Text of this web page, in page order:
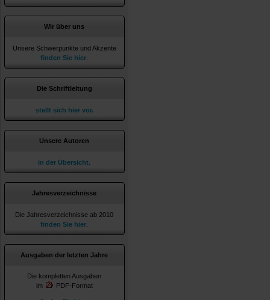
Wir über uns
Unsere Schwerpunkte und Akzente
finden Sie hier
Die Schriftleitung
stellt sich hier vor.
Unsere Autoren
in der Übersicht.
Jahresverzeichnisse
Die Jahresverzeichnisse ab 2010
finden Sie hier
Ausgaben der letzten Jahre
Die kompletten Ausgaben
im
PDF-Format